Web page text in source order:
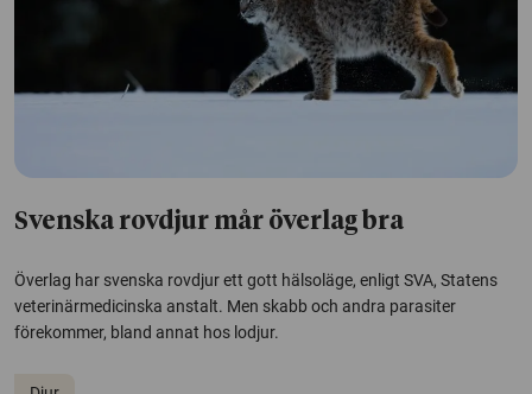
Svenska rovdjur mår överlag bra
Överlag har svenska rovdjur ett gott hälsoläge, enligt SVA, Statens
veterinärmedicinska anstalt. Men skabb och andra parasiter
förekommer, bland annat hos lodjur.